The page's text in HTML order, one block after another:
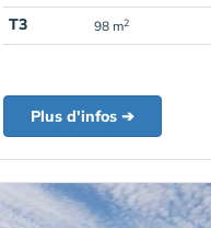
T3
98 m2
Plus d'infos ➔